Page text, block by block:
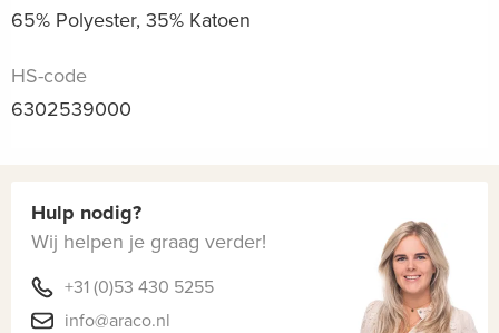
65% Polyester, 35% Katoen
HS-code
6302539000
Hulp nodig?
Wij helpen je graag verder!
+31 (0)53 430 5255
info@araco.nl